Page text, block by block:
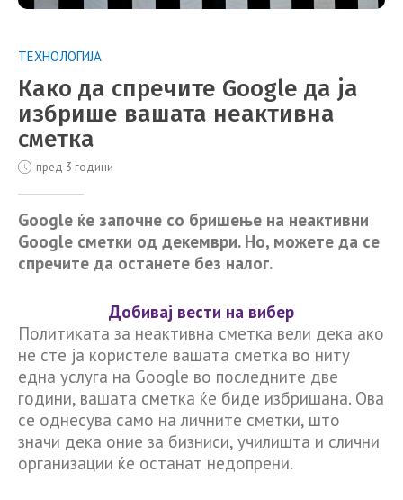
ТЕХНОЛОГИЈА
Како да спречите Google да ја
избрише вашата неактивна
сметка
пред 3 години
Google ќе започне со бришење на неактивни
Google сметки од декември. Но, можете да се
спречите да останете без налог.
Добивај вести на вибер
Политиката за неактивна сметка вели дека ако
не сте ја користеле вашата сметка во ниту
една услуга на Google во последните две
години, вашата сметка ќе биде избришана. Ова
се однесува само на личните сметки, што
значи дека оние за бизниси, училишта и слични
организации ќе останат недопрени.